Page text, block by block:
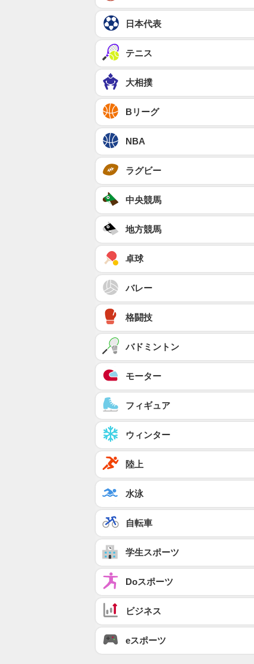
日本代表
テニス
大相撲
Bリーグ
NBA
ラグビー
中央競馬
地方競馬
卓球
バレー
格闘技
バドミントン
モーター
フィギュア
ウィンター
陸上
水泳
自転車
学生スポーツ
Doスポーツ
ビジネス
eスポーツ